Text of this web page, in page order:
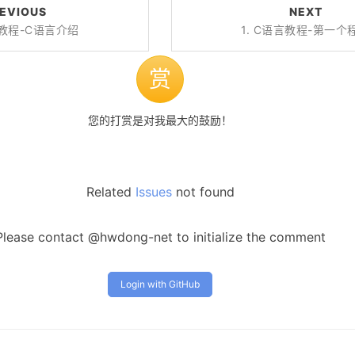
程-C语言介绍
NEXT
1. C语言教程-第一个
赏
您的打赏是对我最大的鼓励！
Related Issuesnot found
contact @hwdong-net to initialize the comment
Login with GitHub